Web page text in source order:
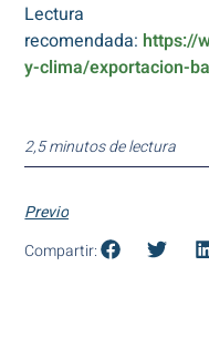
Lectura
recomendada: https://
y-clima/exportacion-
2,5 minutos de lectura
Previo
Compartir: